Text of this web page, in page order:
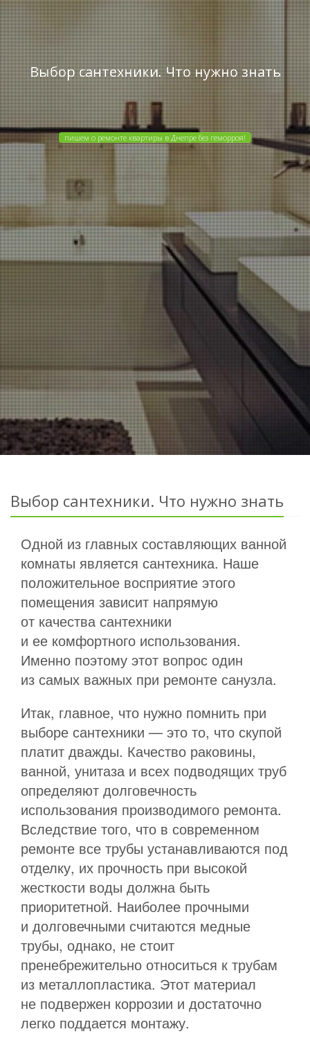
Выбор сантехники. Что нужно знать
пишем о ремонте квартиры в Днепре без геморроя!
Выбор сантехники. Что нужно знать
Одной из главных составляющих ванной
комнаты является сантехника. Наше
положительное восприятие этого
помещения зависит напрямую
от качества сантехники
и ее комфортного использования.
Именно поэтому этот вопрос один
из самых важных при ремонте санузла.
Итак, главное, что нужно помнить при
выборе сантехники — это то, что скупой
платит дважды. Качество раковины,
ванной, унитаза и всех подводящих труб
определяют долговечность
использования производимого ремонта.
Вследствие того, что в современном
ремонте все трубы устанавливаются под
отделку, их прочность при высокой
жесткости воды должна быть
приоритетной. Наиболее прочными
и долговечными считаются медные
трубы, однако, не стоит
пренебрежительно относиться к трубам
из металлопластика. Этот материал
не подвержен коррозии и достаточно
легко поддается монтажу.